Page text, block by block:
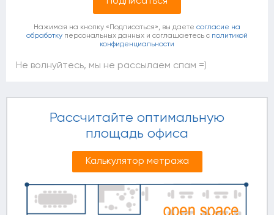
Нажимая на кнопку «Подписаться», вы даете согласие на
обработку персональных данных и соглашаетесь c политикой
конфиденциальности
Не волнуйтесь, мы не рассылаем спам =)
Рассчитайте оптимальную
площадь офиса
Калькулятор метража